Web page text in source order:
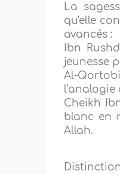
La
qu'elle
avancés :
Ibn
jeunesse
Al-
l'analogie
Cheikh
blanc en
Allah.